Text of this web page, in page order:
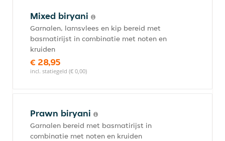
Mixed biryani
Garnalen, lamsvlees en kip bereid met
basmatirijst in combinatie met noten en
kruiden
€ 28,95
incl. statiegeld (€ 0,00)
Prawn biryani
Garnalen bereid met basmatirijst in
combinatie met noten en kruiden